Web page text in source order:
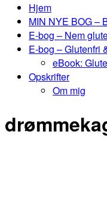
Hjem
MIN NYE BOG –
E-bog – Nem
E-bog – Glutenfri
eBook:
Opskrifter
Om mig